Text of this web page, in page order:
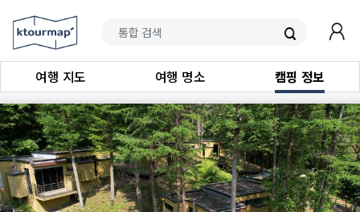
여행 지도 여행 명소 캠핑 정보